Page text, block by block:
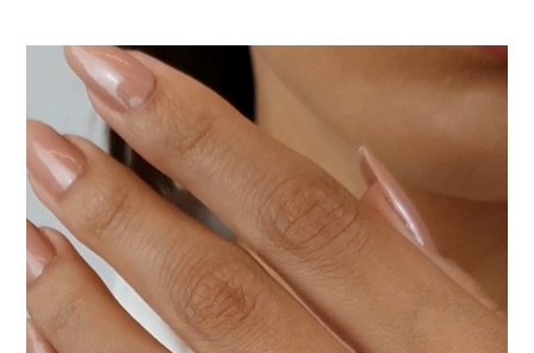
Tocador
vídeo